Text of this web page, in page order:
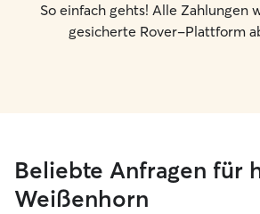
So einfach gehts! Alle Zahlungen
gesicherte Rover-Plattform
Beliebte Anfragen für
Weißenhorn